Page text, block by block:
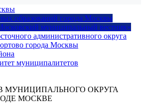
МУНИЦИПАЛЬНОГО ОКРУГА
МОСКВЕ